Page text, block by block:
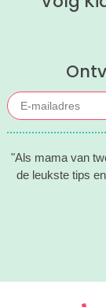
"Als mama van
de leukste tips